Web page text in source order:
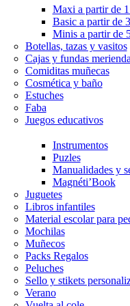
Maxi a partir de
Basic a partir de
Minis a partir de
Botellas, tazas y vasitos
Cajas y fundas
Comiditas muñecas
Cosmética y baño
Estuches
Faba
Juegos educativos
Instrumentos
Puzles
Manualidades y
Magnéti’Book
Juguetes
Libros infantiles
Material escolar para
Mochilas
Muñecos
Packs Regalos
Peluches
Sello y stikets
Verano